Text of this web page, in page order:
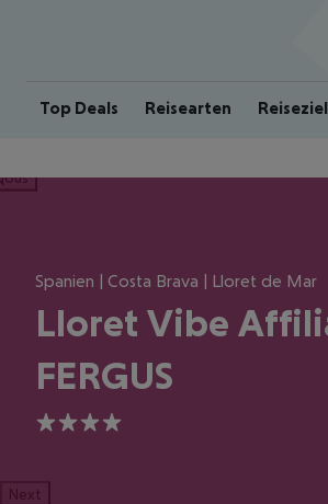
Top Deals Reisearten
Spanien | Costa Brava | Lloret de Mar
Lloret Vibe
FERGUS
4
Next